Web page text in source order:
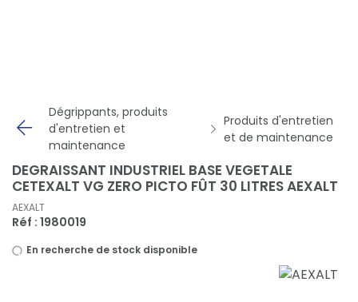
Dégrippants, produits
d'entretien et
maintenance
Produits d'entretien
et de maintenance
DEGRAISSANT INDUSTRIEL BASE VEGETALE
CETEXALT VG ZERO PICTO FÛT 30 LITRES AEXALT
AEXALT
Réf : 1980019
En recherche de stock disponible